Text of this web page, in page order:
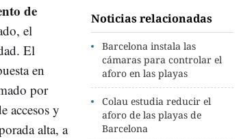
Noticias relacionadas
Barcelona instala las
cámaras para controlar el
aforo en las playas
Colau estudia reducir el
aforo de las playas de
Barcelona
de
el
El
en
por
accesos y
alta, a